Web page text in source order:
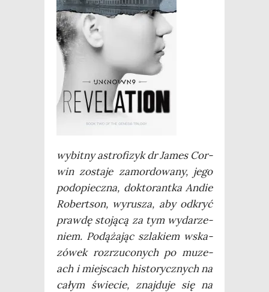
wybit­ny astro­fi­zyk dr James Cor­
win zosta­je zamor­do­wa­ny, jego
pod­opiecz­na, dok­to­rant­ka Andie
Robert­son, wyru­sza, aby odkryć
praw­dę sto­ją­cą za tym wyda­rze­
niem. Podą­ża­jąc szla­kiem wska­
zó­wek roz­rzu­co­nych po muze­
ach i miej­scach histo­rycz­nych na
całym świe­cie, znaj­du­je się na